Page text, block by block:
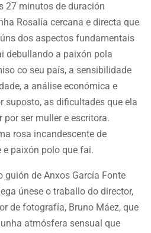
27 minutos de duración
Rosalía cercana e directa que
dos aspectos fundamentais
debullando a paixón pola
co seu país, a sensibilidade
a análise económica e
suposto, as dificultades que ela
ser muller e escritora.
rosa incandescente de
paixón polo que fai.
guión de Anxos García Fonte
únese o traballo do director,
de fotografía, Bruno Máez, que
atmósfera sensual que